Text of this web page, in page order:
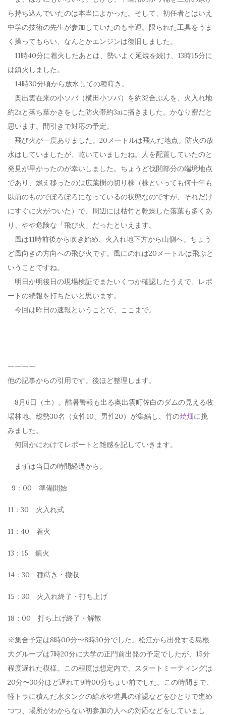
ら持ち込んでいたのは本当によかった。そして、初任者とはいえ
中学の技術の先生が参加していたのも幸運。限られた工具をうま
く操ってもらい、なんとかエンジンは復旧しました。
11時40分に着火したあとは、勢いよく延焼を続け、13時15分に
は鎮火しました。
14時30分頃から放水しての種蒔き。
奥出雲在来の小ソバ（横田小ソバ）を約32合ぶんを、火入れ地
約2aと落ち葉かきをした防火帯約3aに播きました。かなり密だと
思います。間引きで対応の予定。
飛び火が一度ありました。20メートルは飛んだ地点。防火の放
水はしていましたが、乾いていましたね。人を配置していたのと
発見が早かったのが幸いしました。ちょうど伐開部分の端境地点
であり、燃え移ったのは広葉樹の切り株（株といっても何十年も
以前のものでぼろぼろになっているの状態なのですが、それだけ
にすぐに火がついた）で、周辺には枯竹と乾燥した落葉も多くあ
り、やや危険な「飛び火」だったといえます。
風は11時前後から吹き始め、火入れ地下方から山側へ。ちょう
ど風向きの方向への飛び火です。風にのれば20メートルは飛ぶと
いうことですね。
明日か明後日の現場検証でまたいくつか確認したうえで、レポ
ートの続報を打ちたいと思います。
今回は昨日の速報ということで、ここまで。
ーーーー
他の記事からの引用です。後ほど整理します。
8月6日（土）。酷暑警報も出る奥出雲町佐白のダムの見える牧
場林地。総勢30名（女性10、男性20）が集結し、竹の焼畑に挑
みました。
何回かにわけてレポートと雑感を記していきます。
まずは当日の時間経過から。
9：00 準備開始
11：30 火入れ式
11：40 着火
13：15 鎮火
14：30 種蒔き・撤収
15：30 火入れ終了・打ち上げ
18：00 打ち上げ終了・解散
※集合予定は8時00分〜8時30分でした。松江から出発する島根
大グループは7時20分に大学の正門前出発の予定でしたが、15分
程度遅れた模様。この程度は想定内で、スタートミーティングは
20分〜30分ほど遅れて9時00分ちょい前でした。この時間まで、
軽トラに積んだ水タンクの給水や道具の確認などをひとりで進め
つつ、場所がわからない初参加の人への対応などをしていまし